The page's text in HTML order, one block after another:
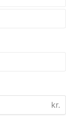
kr.